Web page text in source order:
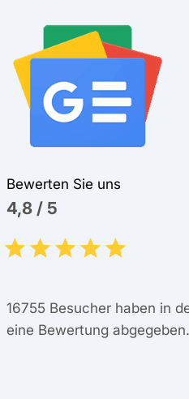
Bewerten Sie uns
4,8 / 5
16755 Besucher haben in
eine Bewertung abgegeben.